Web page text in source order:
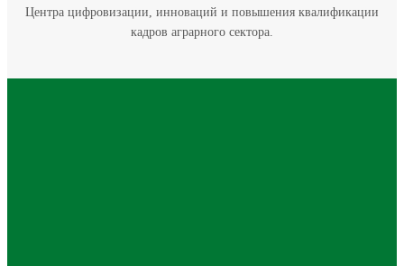
Центра цифровизации, инноваций и повышения квалификации
кадров аграрного сектора.